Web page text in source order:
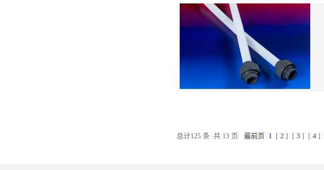
总计125 条 共 13 页 最前页 1 [ 2 ] [ 3 ] [ 4 ]